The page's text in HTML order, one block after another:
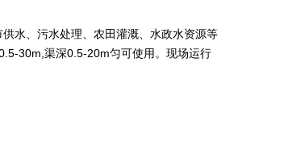
水、污水处理、农田灌溉、水政水资源等
30m,渠深0.5-20m匀可使用。现场运行